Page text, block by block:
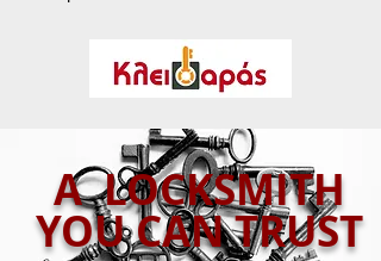
A LOCKSMITH
YOU CAN TRUST